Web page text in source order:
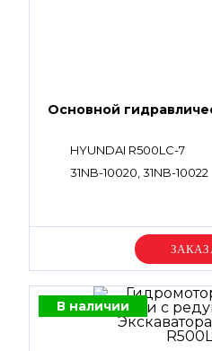
Основной
HYUNDAI R500LC-7
31NB-10020, 31NB-10022
В наличии